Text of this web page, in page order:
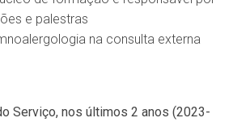
e palestras
na consulta externa
Serviço, nos últimos 2 anos (2023-